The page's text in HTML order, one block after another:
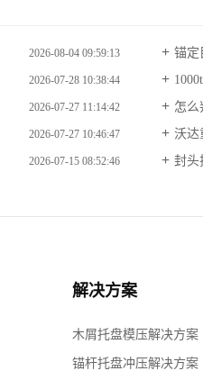
2026-08-04 09:59:13 锚定
2026-07-28 10:38:44
2026-07-27 11:14:42 怎么
2026-07-27 10:46:47 沃达
2026-07-15 08:52:46 封头
解决方案
木屑托盘模压解决方案
锚杆托盘冲压解决方案